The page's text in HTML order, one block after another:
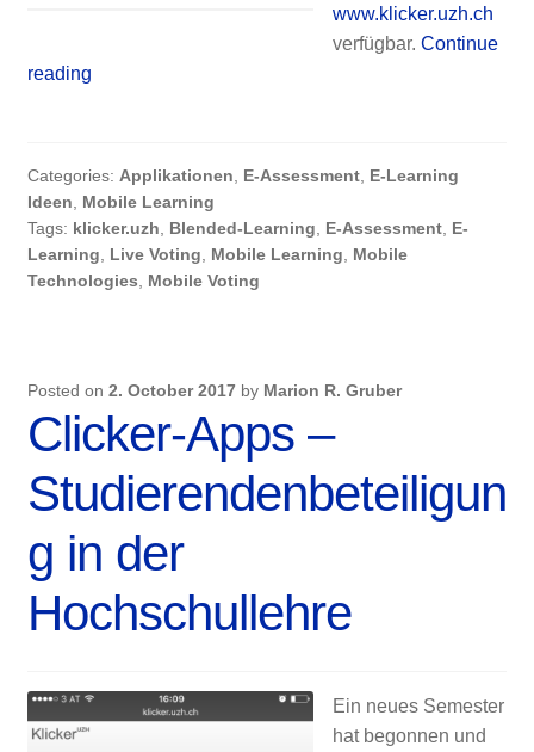
www.klicker.uzh.ch
verfügbar. Continue
readingKlickerUZH
Categories: Applikationen, E-Assessment, E-Learning
Ideen, Mobile Learning
Tags: klicker.uzh, Blended-Learning, E-Assessment, E-
Learning, Live Voting, Mobile Learning, Mobile
Technologies, Mobile Voting
Posted on 2. October 2017 by Marion R. Gruber
Clicker-Apps –
Studierendenbeteiligun
g in der
Hochschullehre
Ein neues Semester
hat begonnen und